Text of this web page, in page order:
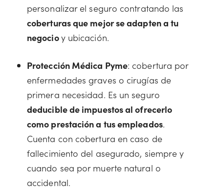
personalizar el seguro contratando las
coberturas que mejor se adapten a tu
negocioy ubicación.
Protección Médica Pyme: cobertura por
enfermedades graves o cirugías de
primera necesidad. Es un seguro
deducible de impuestos al ofrecerlo
como prestación a tus empleados.
Cuenta con cobertura en caso de
fallecimiento del asegurado, siempre y
cuando sea por muerte natural o
accidental.